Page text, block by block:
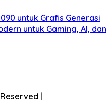
untuk Grafis Generasi
untuk Gaming, AI, dan
|